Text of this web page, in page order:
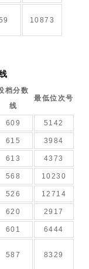
10873
档分数
线
最低位次号
609 5142
615 3984
613 4373
568 10230
526 12714
620 2917
601 6444
587 8329